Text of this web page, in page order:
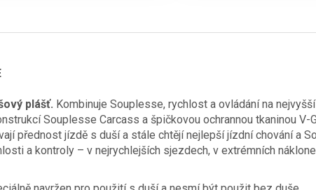
plášť. Kombinuje Souplesse, rychlost a ovládání na
Souplesse Carcass a špičkovou ochrannou tkaninou
přednost jízdě s duší a stále chtějí nejlepší jízdní chování a
a kontroly – v nejrychlejších sjezdech, v extrémních